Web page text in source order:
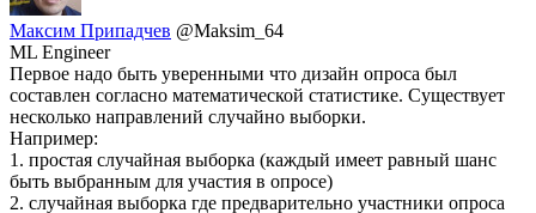
Максим Припадчев @Maksim_64
ML Engineer
Первое надо быть уверенными что дизайн опроса был
составлен согласно математической статистике. Существует
несколько направлений случайно выборки.
Например:
1. простая случайная выборка (каждый имеет равный шанс
быть выбранным для участия в опросе)
2. случайная выборка где предварительно участники опроса